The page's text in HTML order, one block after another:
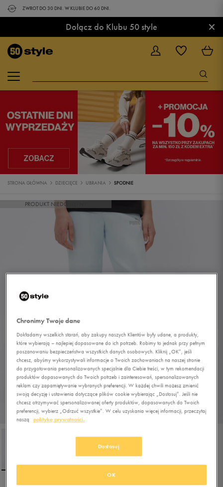
ZWROT DO 30 DNI. W KLUBIE DO 60 DNI.
Dołącz do Klubu 50 style ×
STRONA GŁÓWNA DZIECIĘCE UBRANIA SPODNIE
PRODUKT NIEDOSTĘPNY
1/4
Chronimy Twoje dane
Dokładamy wszelkich starań, aby zakupy naszych Klientów były udane, a produkty,
które wybierają – najlepiej dopasowane do ich potrzeb. Robimy to jednak przy pełnym
poszanowaniu bezpieczeństwa wszystkich danych osobowych. Kliknij „OK”, jeśli
chcesz, abyśmy wykorzystywali informacje o Twoich zachowaniach na naszej stronie
do przygotowania personalizowanych specjalnie dla Ciebie treści, w tym rekomendacji
produktów dopasowanych do Twoich potrzeb i zainteresowań, spersonalizowanych
reklam czy zapamiętywanie wybranych preferencji. W każdej chwili możesz zmienić
swoją decyzję i ustawienia dotyczące plików cookie wybierając „Dostosuj”. Jeśli nie
chcesz otrzymywać spersonalizowanej oferty produktów, dopasowanych do Twoich
preferencji, wybierz „Odrzuć wszystkie”. W celu uzyskania więcej informacji, przeczytaj
naszą
politykę prywatności.
Dostosuj
OK